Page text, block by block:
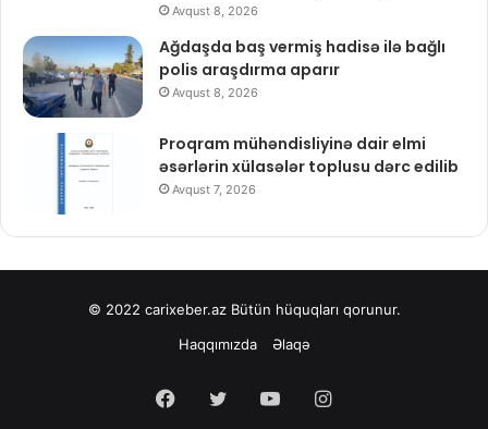
Avqust 8, 2026
Ağdaşda baş vermiş hadisə ilə bağlı
polis araşdırma aparır
Avqust 8, 2026
Proqram mühəndisliyinə dair elmi
əsərlərin xülasələr toplusu dərc edilib
Avqust 7, 2026
© 2022 carixeber.azBütün hüquqları qorunur.
Haqqımızda
Əlaqə
Facebook
Twitter YouTubeInstagram